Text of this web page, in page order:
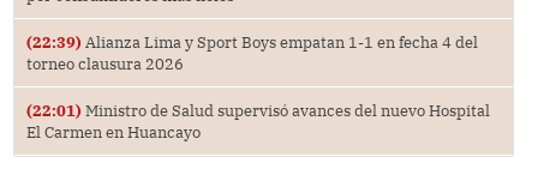
(22:39) Alianza Lima y Sport Boys empatan 1-1 en fecha 4 del
torneo clausura 2026
(22:01) Ministro de Salud supervisó avances del nuevo Hospital
El Carmen en Huancayo